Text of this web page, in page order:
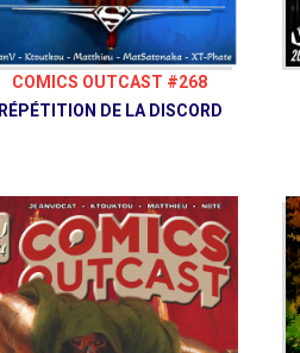
COMICS OUTCAST #268
RÉPÉTITION DE LA DISCORD